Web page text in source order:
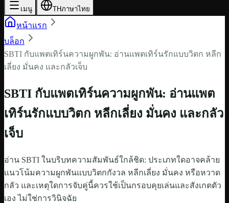
เมนู THภาษาไทย
หน้าแรก
บล็อก
SBTI กับแพตเทิร์นความผูกพัน: อ่านแพตเทิร์นรักแบบวิตก หลีก
เลี่ยง มั่นคง และกลัวเจ็บ
SBTI กับแพตเทิร์นความผูกพัน: อ่านแพต
เทิร์นรักแบบวิตก หลีกเลี่ยง มั่นคง และกลัว
เจ็บ
อ่าน SBTI ในบริบทความสัมพันธ์ใกล้ชิด: ประเภทใดอาจคล้าย
แนวโน้มความผูกพันแบบวิตกกังวล หลีกเลี่ยง มั่นคง หรือหวาด
กลัว และเหตุใดการจับคู่นี้ควรใช้เป็นกรอบคุยเล่นและสังเกตตัว
เอง ไม่ใช่การวินิจฉัย